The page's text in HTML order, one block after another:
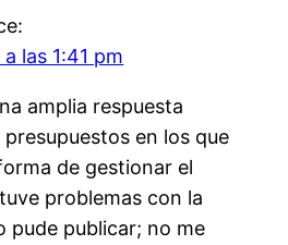
las 1:41 pm
amplia respuesta
en los que
de gestionar el
problemas con la
pude publicar; no me